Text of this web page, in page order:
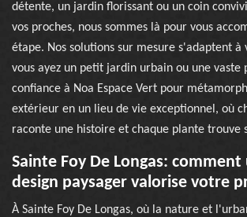
détente, un jardin florissant ou un coin
vos proches, nous sommes là pour vous
étape. Nos solutions sur mesure s'adaptent à
vous ayez un petit jardin urbain ou une vaste
confiance à Noa Espace Vert pour
extérieur en un lieu de vie exceptionnel, où
raconte une histoire et chaque plante trouve
Sainte Foy De Longas:
design paysager valorise votre
À Sainte Foy De Longas, où la nature et